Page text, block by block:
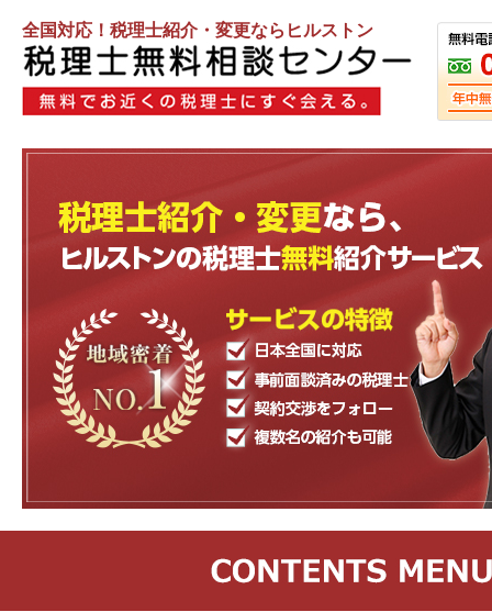
全国対応！税理士紹介・変更ならヒルストン